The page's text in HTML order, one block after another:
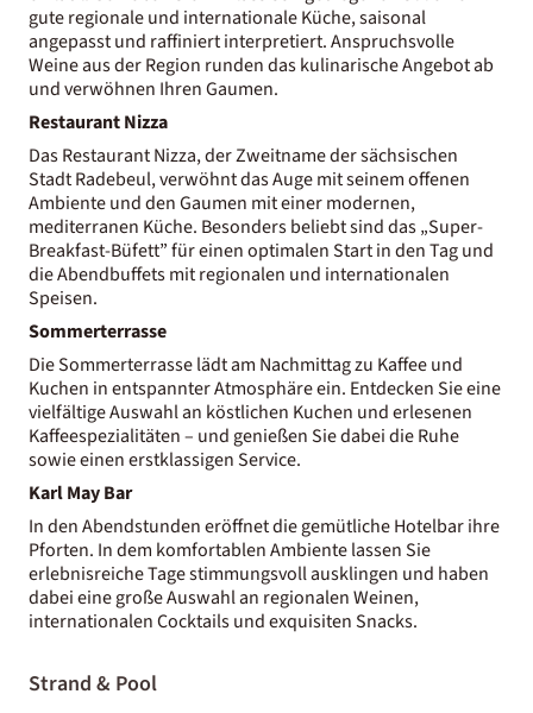
gute regionale und internationale Küche, saisonal
angepasst und raffiniert interpretiert. Anspruchsvolle
Weine aus der Region runden das kulinarische Angebot ab
und verwöhnen Ihren Gaumen.
Restaurant Nizza
Das Restaurant Nizza, der Zweitname der sächsischen
Stadt Radebeul, verwöhnt das Auge mit seinem offenen
Ambiente und den Gaumen mit einer modernen,
mediterranen Küche. Besonders beliebt sind das „Super-
Breakfast-Büfett” für einen optimalen Start in den Tag und
die Abendbuffets mit regionalen und internationalen
Speisen.
Sommerterrasse
Die Sommerterrasse lädt am Nachmittag zu Kaffee und
Kuchen in entspannter Atmosphäre ein. Entdecken Sie eine
vielfältige Auswahl an köstlichen Kuchen und erlesenen
Kaffeespezialitäten – und genießen Sie dabei die Ruhe
sowie einen erstklassigen Service.
Karl May Bar
In den Abendstunden eröffnet die gemütliche Hotelbar ihre
Pforten. In dem komfortablen Ambiente lassen Sie
erlebnisreiche Tage stimmungsvoll ausklingen und haben
dabei eine große Auswahl an regionalen Weinen,
internationalen Cocktails und exquisiten Snacks.
Strand & Pool